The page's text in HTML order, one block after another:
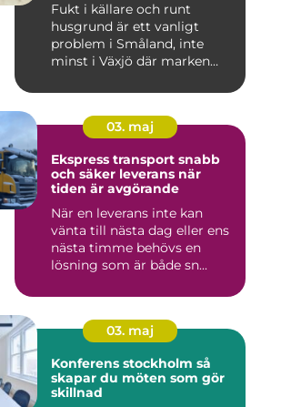
Fukt i källare och runt
husgrund är ett vanligt
problem i Småland, inte
minst i Växjö där marken
03. maj
Ekspress transport snabb
och säker leverans när
tiden är avgörande
När en leverans inte kan
vänta till nästa dag eller ens
nästa timme behövs en
lösning som är både sn...
03. maj
Konferens stockholm så
skapar du möten som gör
skillnad